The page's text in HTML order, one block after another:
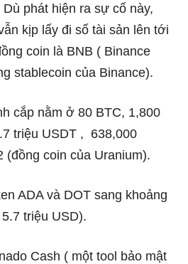
phát hiện ra sự cố này,
kịp lấy đi số tài sản lên tới
coin là BNB ( Binance
stablecoin của Binance).
cắp nằm ở 80 BTC, 1,800
triệu USDT , 638,000
(đồng coin của Uranium).
ADA và DOT sang khoảng
triệu USD).
Cash ( một tool bảo mật